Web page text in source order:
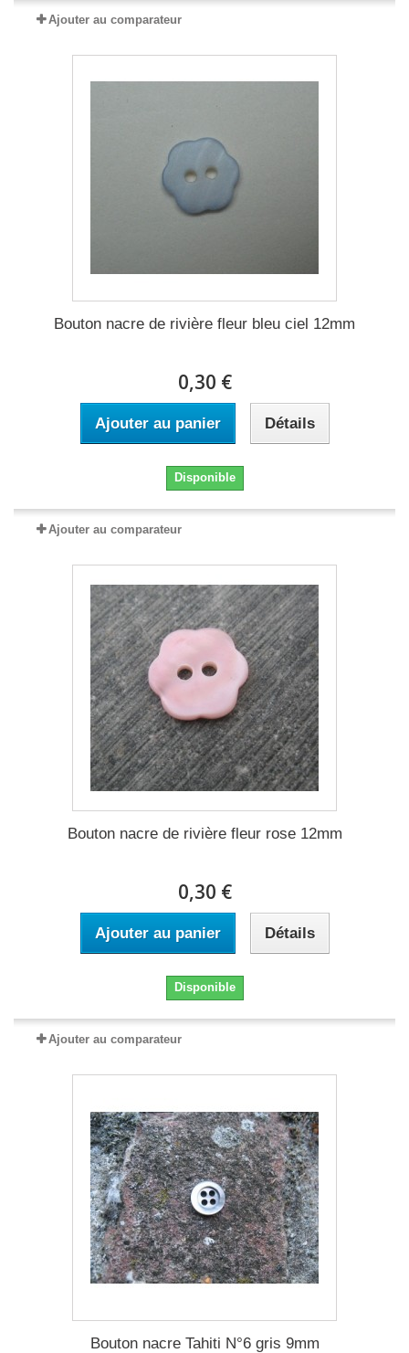
Ajouter au comparateur
Bouton nacre de rivière fleur bleu ciel 12mm
0,30 €
Ajouter au panier Détails
Disponible
Ajouter au comparateur
Bouton nacre de rivière fleur rose 12mm
0,30 €
Ajouter au panier Détails
Disponible
Ajouter au comparateur
Bouton nacre Tahiti N°6 gris 9mm